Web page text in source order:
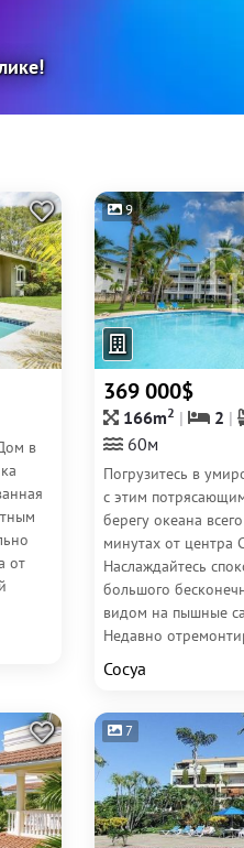
в
от
9
369 000$
166m2 2
60м
Погрузитесь в
с этим
берегу океана
минутах от центра
Наслаждайтесь
большого
видом на пышные
Недавно
Сосуа
7